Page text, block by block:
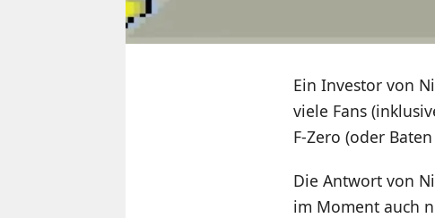
Ein Investor von
viele Fans
F-Zero (oder
Die Antwort von
im Moment auch